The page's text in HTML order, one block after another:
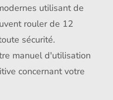
utilisant de
rouler de 12
sécurité.
manuel d'utilisation
concernant votre